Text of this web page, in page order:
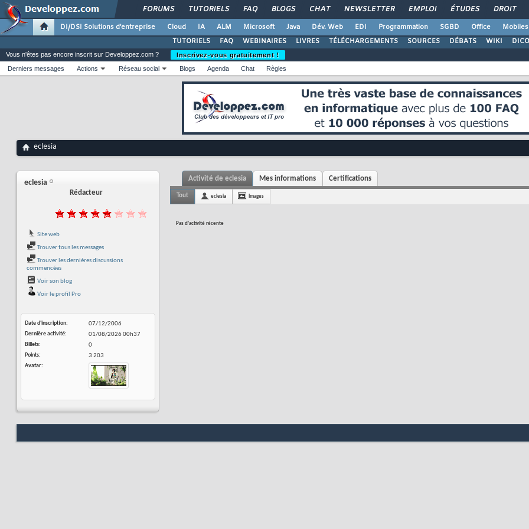
FORUMS TUTORIELS FAQ BLOGS CHAT NEWSLETTER EMPLOI ÉTUDES DROIT
DI/DSI Solutions d'entreprise Cloud IA ALM Microsoft Java Dév. Web EDI Programmation SGBD Office Mobiles
TUTORIELS
FAQ WEBINAIRES LIVRES TÉLÉCHARGEMENTS SOURCES DÉBATS WIKI DICO
Vous n'êtes pas encore inscrit sur Developpez.com ?
Inscrivez-vous gratuitement !
Derniers messages
Actions Réseau social Blogs Agenda Chat Règles
eclesia
eclesia
Rédacteur
Site web
Trouver tous les messages
Trouver les dernières discussions
commencées
Voir son blog
Voir le profil Pro
Date d'inscription
07/12/2006
Dernière activité
01/08/202600h37
Billets
0
Points
3 203
Avatar
Activité de eclesia Mes informations Certifications
Tout eclesia Images
Pas d'activité récente